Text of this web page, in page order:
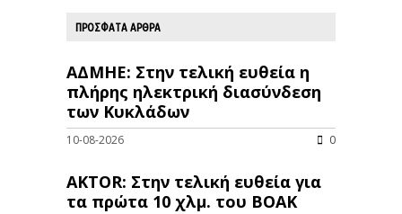
ΠΡΟΣΦΑΤΑ ΑΡΘΡΑ
ΑΔΜΗΕ: Στην τελική ευθεία η
πλήρης ηλεκτρική διασύνδεση
των Κυκλάδων
10-08-2026 0
AKTOR: Στην τελική ευθεία για
τα πρώτα 10 χλμ. του ΒΟΑΚ